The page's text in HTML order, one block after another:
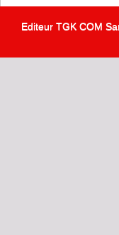
Editeur TGK COM